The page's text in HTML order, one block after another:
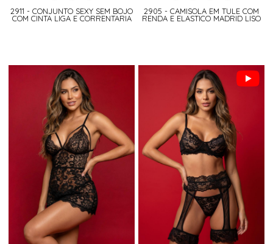
2911 - CONJUNTO SEXY SEM BOJO
COM CINTA LIGA E CORRENTARIA
2905 - CAMISOLA EM TULE COM
RENDA E ELASTICO MADRID LISO